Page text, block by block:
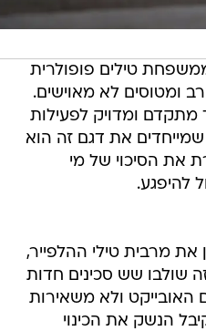
טילים פופולרית
ומטוסים לא מאוישים.
מתקדם ומדויק לפעילות
את דגם זה הוא
את הסיכוי של מי
להיפגע.
מרבית טילי ההלפייר,
שולבו שש סכינים חדות
ולא משאירות
הנשק את הכינוי